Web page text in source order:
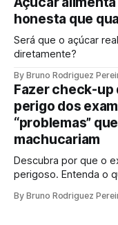
segura".
honesta que
Será que o açúcar
diretamente?
By Bruno Rodriguez
Fazer check-up
perigo dos
“problemas”
machucariam
Descubra por que o
perigoso. Entenda o
desnecessários e
By Bruno Rodriguez